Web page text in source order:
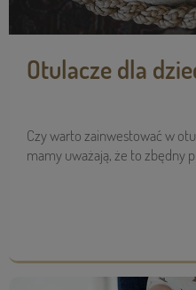
Otulacze dla
Czy warto zainwestować w
mamy uważają, że to zbędny